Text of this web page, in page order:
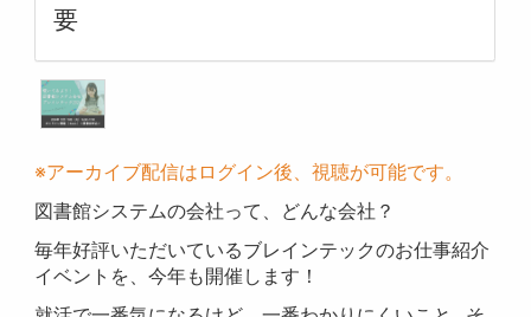
要
※アーカイブ配信はログイン後、視聴が可能です。
図書館システムの会社って、どんな会社？
毎年好評いただいているブレインテックのお仕事紹介
イベントを、今年も開催します！